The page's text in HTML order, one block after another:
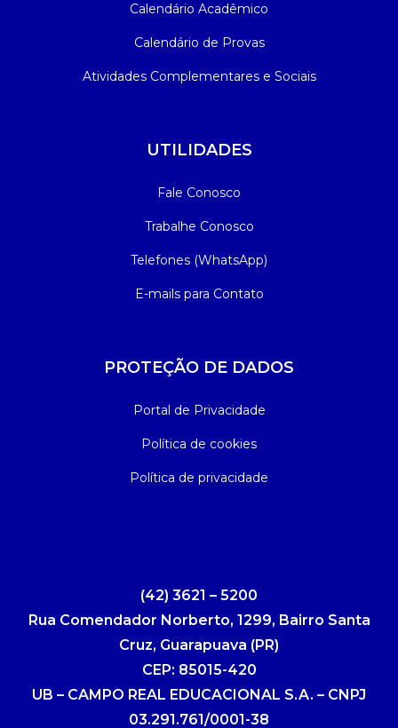
Calendário Acadêmico
Calendário de Provas
Atividades Complementares e Sociais
UTILIDADES
Fale Conosco
Trabalhe Conosco
Telefones (WhatsApp)
E-mails para Contato
PROTEÇÃO DE DADOS
Portal de Privacidade
Política de cookies
Política de privacidade
(42) 3621 – 5200
Rua Comendador Norberto, 1299, Bairro Santa
Cruz, Guarapuava (PR)
CEP: 85015-420
UB – CAMPO REAL EDUCACIONAL S.A. – CNPJ
03.291.761/0001-38